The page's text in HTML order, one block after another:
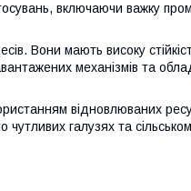
включаючи важку
Вони мають високу
механізмів та
відновлюваних
чутливих галузях та